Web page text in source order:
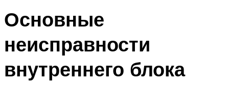
Основные
неисправности
внутреннего блока